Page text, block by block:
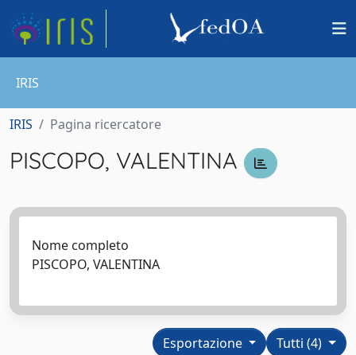
IRIS
IRIS Pagina ricercatore
PISCOPO, VALENTINA
Nome completo
PISCOPO, VALENTINA
Tutti (4)
Esportazione